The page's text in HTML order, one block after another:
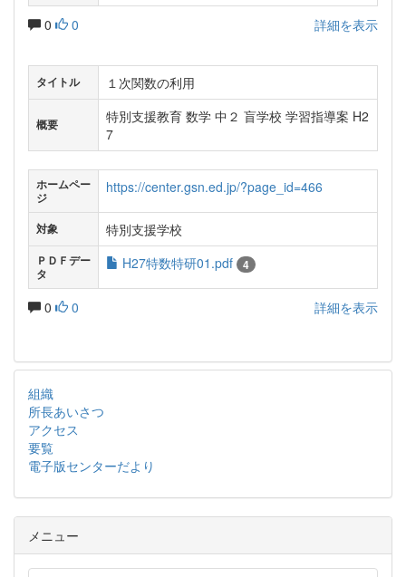
0 0 詳細を表示
タイトル １次関数の利用
概要
特別支援教育 数学 中２ 盲学校 学習指導案 H2
7
ホームペー
ジ
https://center.gsn.ed.jp/?page_id=466
対象 特別支援学校
ＰＤＦデー
タ
H27特数特研01.pdf 4
0 0 詳細を表示
組織
所長あいさつ
アクセス
要覧
電子版センターだより
メニュー